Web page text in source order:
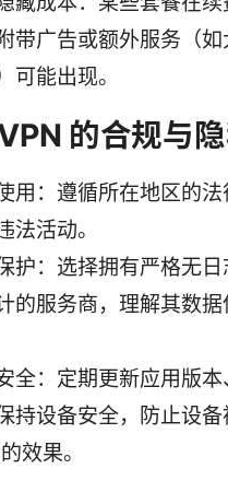
带广告或额外服务（
可能出现。
的合规与
用：遵循所在地区的
法活动。
护：选择拥有严格无
的服务商，理解其数
全：定期更新应用版
持设备安全，防止设
效果。